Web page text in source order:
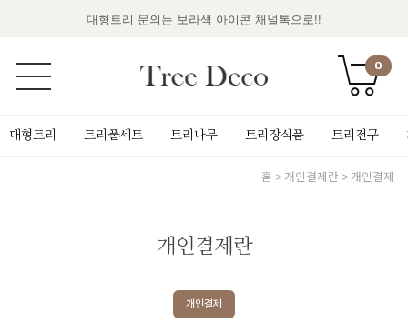
대형트리 문의는 보라색 아이콘 채널톡으로!!
0
대형트리 트리풀세트 트리나무 트리장식품 트리전구
홈 개인결제란 개인결제
개인결제란
개인결제